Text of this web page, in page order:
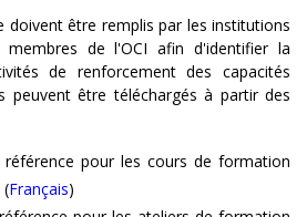
doivent être remplis par les institutions
membres de l'OCI afin d'identifier la
de renforcement des capacités
peuvent être téléchargés à partir des
référence pour les cours de formation
(Français)